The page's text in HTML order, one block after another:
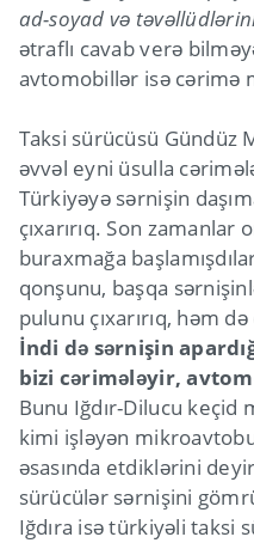
ad-soyad və
ətraflı cavab verə
avtomobillər isə cərimə
Taksi sürücüsü Gündüz
əvvəl eyni üsulla
Türkiyəyə sərnişin
çıxarırıq. Son
buraxmağa
qonşunu, başqa
pulunu çıxarırıq, həm
İndi də sərnişin
bizi cərimələyir,
Bunu Iğdır-Dilucu keçid
kimi işləyən
əsasında etdiklərini
sürücülər sərnişini
Iğdıra isə türkiyəli taksi